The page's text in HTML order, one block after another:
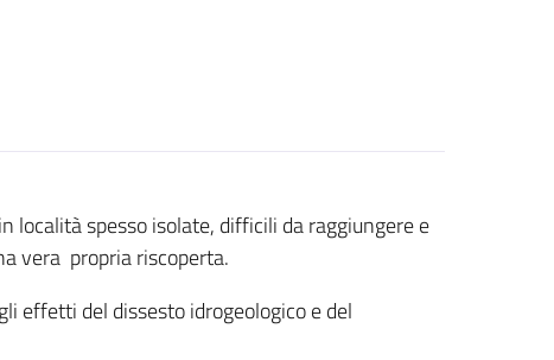
località spesso isolate, difficili da raggiungere e
vera propria riscoperta.
effetti del dissesto idrogeologico e del